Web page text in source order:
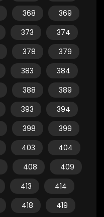
368
369
373
374
378
379
383
384
388
389
393
394
398
399
403
404
408
409
413
414
418 419